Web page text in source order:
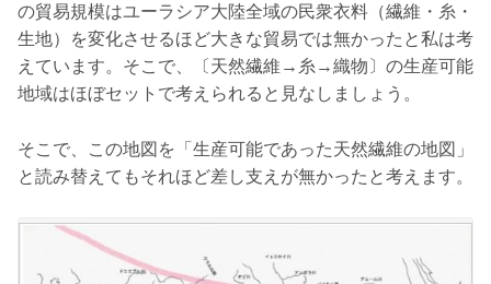
の貿易規模はユーラシア大陸全域の民衆衣料（繊維・糸・
生地）を変化させるほど大きな貿易では無かったと私は考
えています。そこで、〔天然繊維→糸→織物〕の生産可能
地域はほぼセットで考えられると見なしましょう。
そこで、この地図を「生産可能であった天然繊維の地図」
と読み替えてもそれほど差し支えが無かったと考えます。